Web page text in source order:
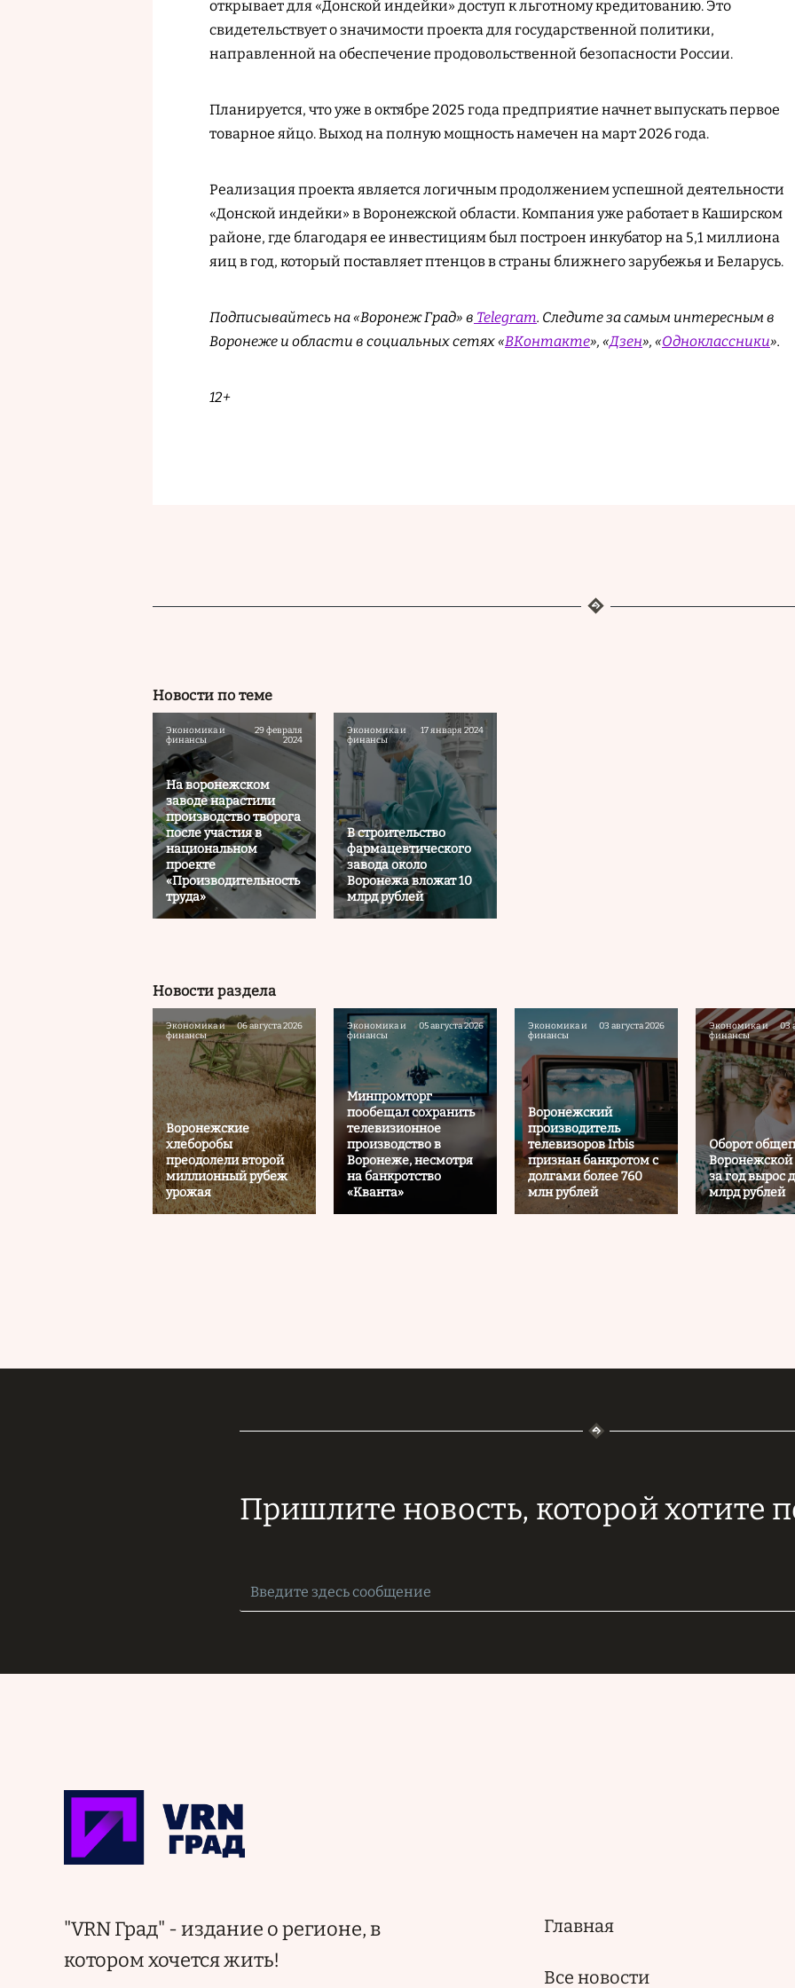
открывает для «Донской индейки» доступ к льготному кредитованию. Это
свидетельствует о значимости проекта для государственной политики,
направленной на обеспечение продовольственной безопасности России.
Планируется, что уже в октябре 2025 года предприятие начнет выпускать первое
товарное яйцо. Выход на полную мощность намечен на март 2026 года.
Реализация проекта является логичным продолжением успешной деятельности
«Донской индейки» в Воронежской области. Компания уже работает в Каширском
районе, где благодаря ее инвестициям был построен инкубатор на 5,1 миллиона
яиц в год, который поставляет птенцов в страны ближнего зарубежья и Беларусь.
Подписывайтесь на «Воронеж Град» в Telegram. Cледите за самым интересным в
Воронеже и области в социальных сетях «ВКонтакте», «Дзен», «Одноклассники».
12+
Новости по теме
Экономика и
финансы
29 февраля
2024
На воронежском
заводе нарастили
производство творога
после участия в
национальном
проекте
«Производительность
труда»
Экономика и
финансы
17 января 2024
В строительство
фармацевтического
завода около
Воронежа вложат 10
млрд рублей
Новости раздела
Экономика и
финансы
06 августа 2026
Воронежские
хлеборобы
преодолели второй
миллионный рубеж
урожая
Экономика и
финансы
05 августа 2026
Минпромторг
пообещал сохранить
телевизионное
производство в
Воронеже, несмотря
на банкротство
«Кванта»
Экономика и
финансы
03 августа 2026
Воронежский
производитель
телевизоров Irbis
признан банкротом с
долгами более 760
млн рублей
Экономика и
финансы
03
Оборот
Воронежской
за год вырос
млрд рублей
Пришлите новость, которой хотите
"VRN Град" - издание о регионе, в
котором хочется жить!
Основная
Главная
Все новости